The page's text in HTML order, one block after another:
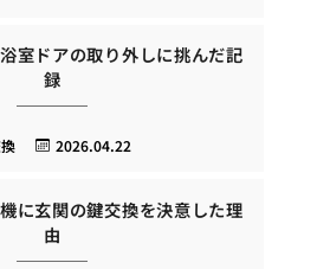
室ドアの取り外しに挑んだ記
録
2026.04.22
に玄関の鍵交換を決意した理
由